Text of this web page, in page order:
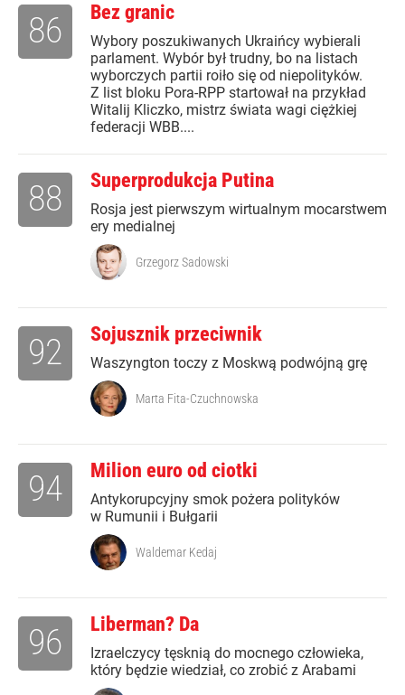
Bez granic
Wybory poszukiwanych Ukraińcy wybierali
parlament. Wybór był trudny, bo na listach
wyborczych partii roiło się od niepolityków.
Z list bloku Pora-RPP startował na przykład
Witalij Kliczko, mistrz świata wagi ciężkiej
federacji WBB....
86
Superprodukcja Putina
Rosja jest pierwszym wirtualnym mocarstwem
ery medialnej
88
Grzegorz Sadowski
Sojusznik przeciwnik
Waszyngton toczy z Moskwą podwójną grę
92
Marta Fita-Czuchnowska
Milion euro od ciotki
Antykorupcyjny smok pożera polityków
w Rumunii i Bułgarii
94
Waldemar Kedaj
Liberman? Da
Izraelczycy tęsknią do mocnego człowieka,
który będzie wiedział, co zrobić z Arabami
96